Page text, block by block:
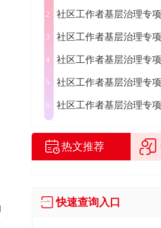
2
3
4
5
6
热文推荐
快速查询入口